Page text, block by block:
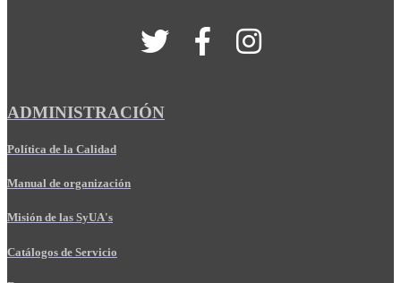
ADMINISTRACIÓN
Política de la Calidad
Manual de organización
Misión de las SyUA's
Catálogos de Servicio